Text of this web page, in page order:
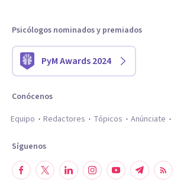
Psicólogos nominados y premiados
PyM Awards 2024
Conócenos
Equipo
Redactores Tópicos Anúnciate
Síguenos